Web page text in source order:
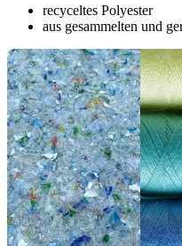
recyceltes Polyester
aus gesammelten und